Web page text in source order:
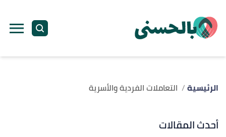
الرئيسية التعاملات الفردية والأسرية
أحدث المقالات